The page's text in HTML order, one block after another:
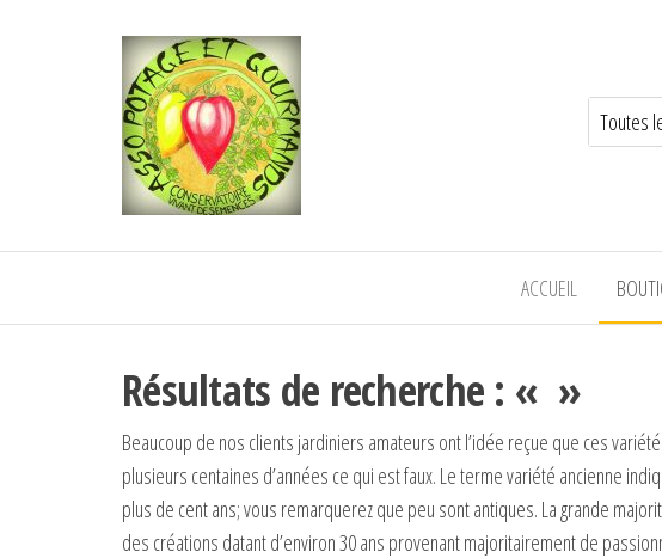
ACCUEIL
Résultats de recherche : « »
Beaucoup de nos clients jardiniers amateurs ont l’idée reçue que ces
plusieurs centaines d’années ce qui est faux. Le terme variété ancienne
plus de cent ans; vous remarquerez que peu sont antiques. La grande
des créations datant d’environ 30 ans provenant majoritairement de